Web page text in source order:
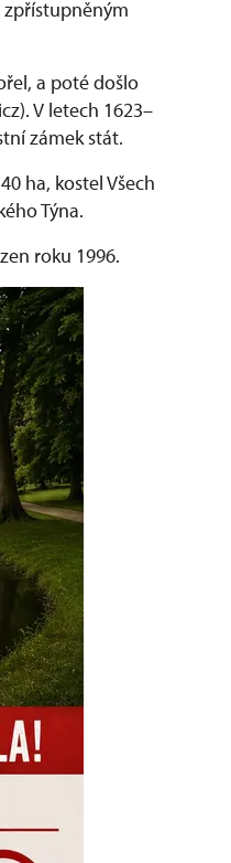
a poté došlo
V letech 1623–
zámek stát.
ha, kostel Všech
Týna.
roku 1996.